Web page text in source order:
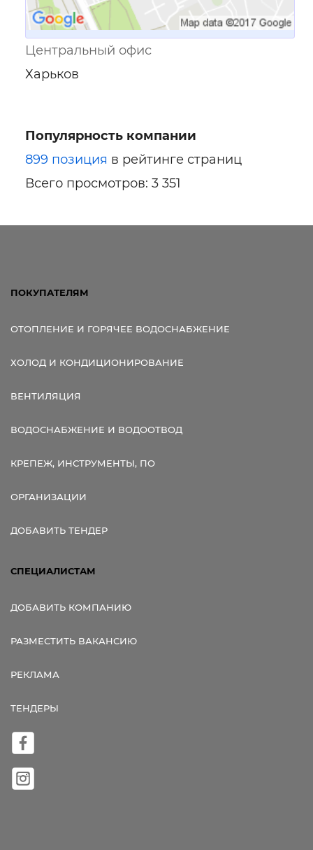
Центральный офис
Харьков
Популярность компании
899 позиция в рейтинге страниц
Всего просмотров: 3 351
ПОКУПАТЕЛЯМ
ОТОПЛЕНИЕ И ГОРЯЧЕЕ ВОДОСНАБЖЕНИЕ
ХОЛОД И КОНДИЦИОНИРОВАНИЕ
ВЕНТИЛЯЦИЯ
ВОДОСНАБЖЕНИЕ И ВОДООТВОД
КРЕПЕЖ, ИНСТРУМЕНТЫ, ПО
ОРГАНИЗАЦИИ
ДОБАВИТЬ ТЕНДЕР
СПЕЦИАЛИСТАМ
ДОБАВИТЬ КОМПАНИЮ
РАЗМЕСТИТЬ ВАКАНСИЮ
РЕКЛАМА
ТЕНДЕРЫ